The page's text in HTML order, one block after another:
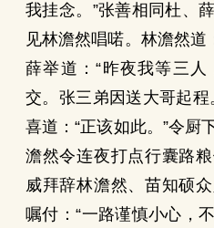
我挂念。”张善相同杜、
见林澹然唱喏。林澹然道
薛举道：“昨夜我等三
交。张三弟因送大哥起
喜道：“正该如此。”令厨
澹然令连夜打点行囊路
威拜辞林澹然、苗知硕
嘱付：“一路谨慎小心，